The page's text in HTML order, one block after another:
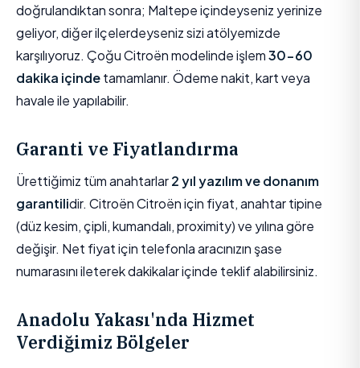
doğrulandıktan sonra; Maltepe içindeyseniz yerinize
geliyor, diğer ilçelerdeyseniz sizi atölyemizde
karşılıyoruz. Çoğu Citroën modelinde işlem30-60
dakika içindetamamlanır. Ödeme nakit, kart veya
havale ile yapılabilir.
Garanti ve Fiyatlandırma
Ürettiğimiz tüm anahtarlar2 yıl yazılım ve donanım
garantilidir. Citroën Citroën için fiyat, anahtar tipine
(düz kesim, çipli, kumandalı, proximity) ve yılına göre
değişir. Net fiyat için telefonla aracınızın şase
numarasını ileterek dakikalar içinde teklif alabilirsiniz.
Anadolu Yakası'nda Hizmet
Verdiğimiz Bölgeler